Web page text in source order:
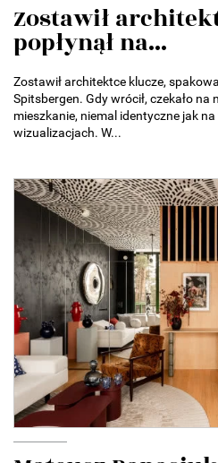
Zostawił
popłynął na...
Zostawił architektce klucze,
Spitsbergen. Gdy wrócił, czekało
mieszkanie, niemal identyczne jak
wizualizacjach. W...